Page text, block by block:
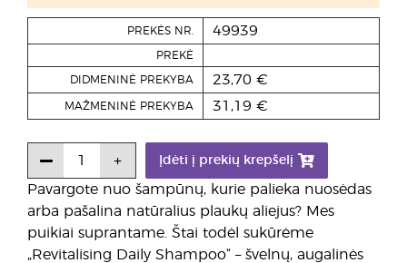
Pavargote nuo šampūnų, kurie palieka nuosėdas
arba pašalina natūralius plaukų aliejus? Mes
puikiai suprantame. Štai todėl sukūrėme
„Revitalising Daily Shampoo“ – švelnų, augalinės
PREKĖS NR. 49939
PREKĖ
DIDMENINĖ PREKYBA 23,70 €
MAŽMENINĖ PREKYBA 31,19 €
Įdėti į prekių krepšelį